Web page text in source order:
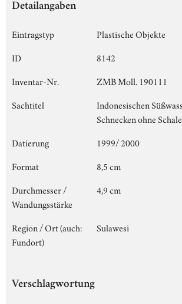
Detailangaben
Eintragstyp
Plastische Objekte
ID
8142
Inventar-Nr.
ZMB Moll. 190111
Sachtitel
Indonesischen
Schnecken ohne Schale
Datierung
1999/ 2000
Format
8,5 cm
Durchmesser /
Wandungsstärke
4,9 cm
Region / Ort (auch:
Fundort)
Sulawesi
Verschlagwortung